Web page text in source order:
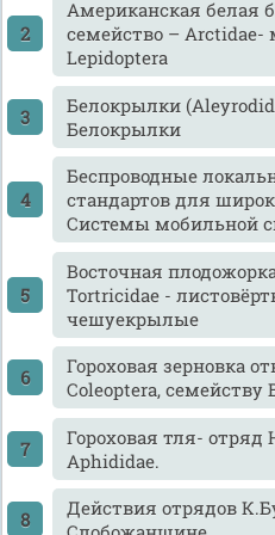
Американская белая
семейство –
Lepidoptera
Белокрылки
Белокрылки
Беспроводные
стандартов для
Системы мобильной
Восточная
Тortricidae -
чешуекрылые
Гороховая зерновка
Coleoptera, семейству
Гороховая тля- отряд
Aphididae.
Действия отрядов